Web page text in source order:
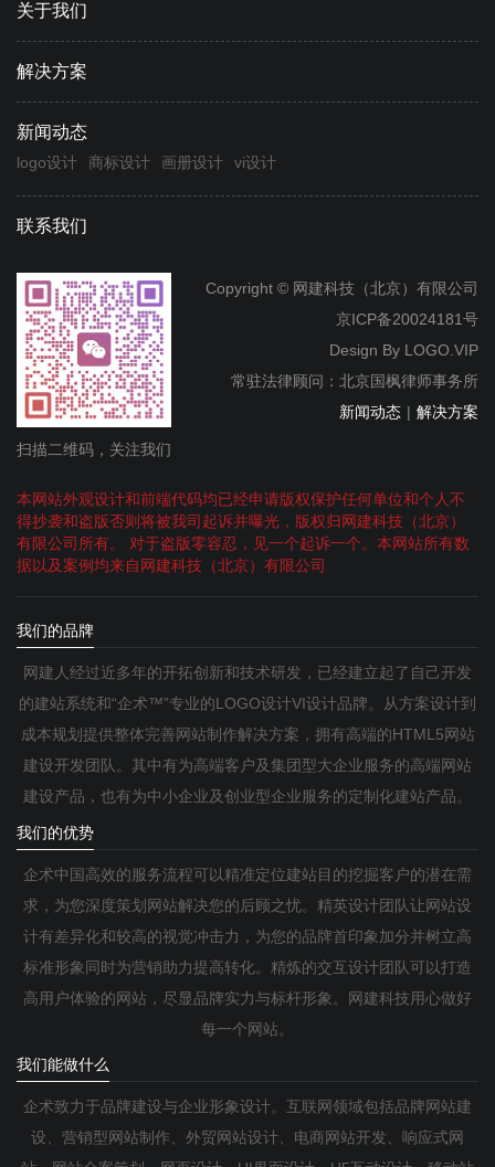
关于我们
解决方案
新闻动态
logo设计 商标设计 画册设计 vi设计
联系我们
扫描二维码，关注我们
Copyright © 网建科技（北京）有限公司
京ICP备20024181号
Design By LOGO.VIP
常驻法律顾问：北京国枫律师事务所
新闻动态 | 解决方案
本网站外观设计和前端代码均已经申请版权保护任何单位和个人不
得抄袭和盗版否则将被我司起诉并曝光，版权归网建科技（北京）
有限公司所有。 对于盗版零容忍，见一个起诉一个。本网站所有数
据以及案例均来自网建科技（北京）有限公司
我们的品牌
网建人经过近多年的开拓创新和技术研发，已经建立起了自己开发
的建站系统和“企术™”专业的LOGO设计VI设计品牌。从方案设计到
成本规划提供整体完善网站制作解决方案，拥有高端的HTML5网站
建设开发团队。其中有为高端客户及集团型大企业服务的高端网站
建设产品，也有为中小企业及创业型企业服务的定制化建站产品。
我们的优势
企术中国高效的服务流程可以精准定位建站目的挖掘客户的潜在需
求，为您深度策划网站解决您的后顾之忧。精英设计团队让网站设
计有差异化和较高的视觉冲击力，为您的品牌首印象加分并树立高
标准形象同时为营销助力提高转化。精炼的交互设计团队可以打造
高用户体验的网站，尽显品牌实力与标杆形象。网建科技用心做好
每一个网站。
我们能做什么
企术致力于品牌建设与企业形象设计。互联网领域包括品牌网站建
设、营销型网站制作、外贸网站设计、电商网站开发、响应式网